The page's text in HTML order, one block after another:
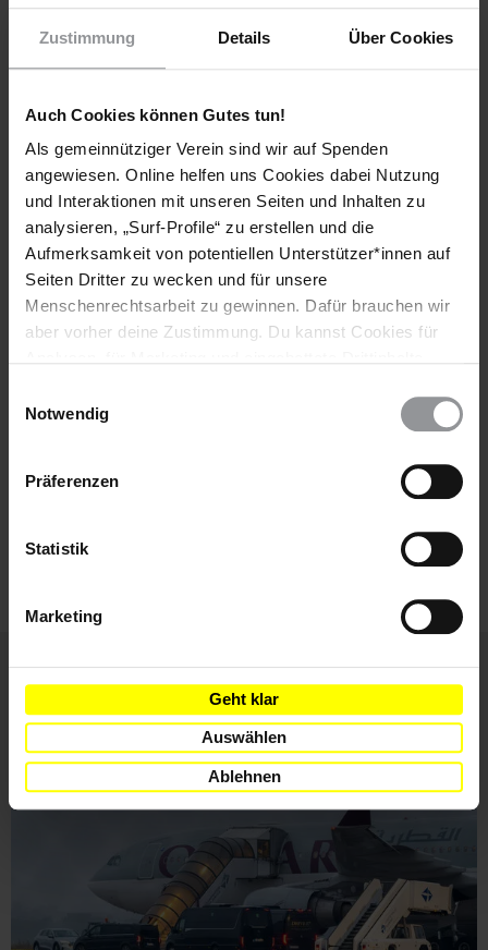
Zustimmung Details Über Cookies
Auch Cookies können Gutes tun!
Als gemeinnütziger Verein sind wir auf Spenden
angewiesen. Online helfen uns Cookies dabei Nutzung
und Interaktionen mit unseren Seiten und Inhalten zu
analysieren, „Surf-Profile“ zu erstellen und die
Aufmerksamkeit von potentiellen Unterstützer*innen auf
Seiten Dritter zu wecken und für unsere
Menschenrechtsarbeit zu gewinnen. Dafür brauchen wir
aber vorher deine Zustimmung. Du kannst Cookies für
wieder ändern. Diesen Banner kannst Du über den Link
Notwendig
Präferenzen
Statistik
Marketing
Geht klar
Auswählen
Ablehnen
Bleib informiert
Header
Text
Abonniere den Amnesty-Newsletter und mach dich
für die Menschenrechte stark!
Nachname
Mail
ihnen zu.
Weitere Artikel